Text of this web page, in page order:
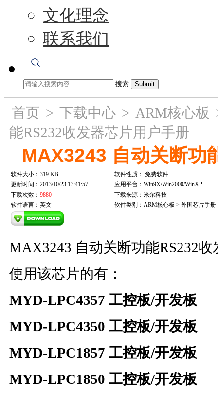
文化理念
联系我们
搜索
首页 > 下载中心 > ARM核心板
能RS232收发器芯片用户手册
MAX3243 自动关断功
软件大小：319 KB 软件性质： 免费软件
更新时间：2013/10/23 13:41:57
应用平台：Win9X/Win2000/WinXP
下载次数： 9880
下载来源：米尔科技
软件语言：英文
软件类别：ARM核心板 > 外围芯片手册
MAX3243 自动关断功能RS232收
使用该芯片的有：
MYD-LPC4357 工控板/开发板
MYD-LPC4350 工控板/开发板
MYD-LPC1857 工控板/开发板
MYD-LPC1850 工控板/开发板